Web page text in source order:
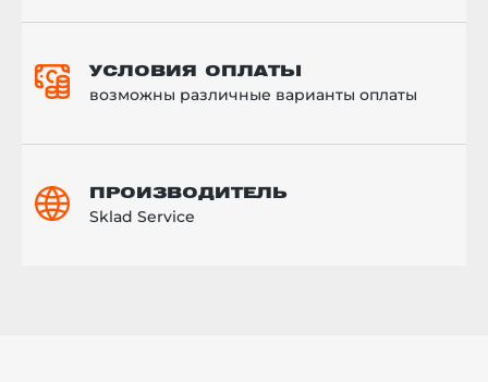
УСЛОВИЯ ОПЛАТЫ
возможны различные варианты оплаты
ПРОИЗВОДИТЕЛЬ
Sklad Service